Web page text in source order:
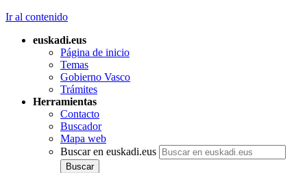
Ir al contenido
euskadi.eus
Página de inicio
Temas
Gobierno Vasco
Trámites
Herramientas
Contacto
Buscador
Mapa web
Buscar en euskadi.eus